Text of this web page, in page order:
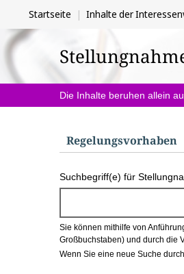
Sie
befinden
sich
hier:
Startseite Inhalte der
Die Inhalte beruhen allein
S
u
c
h
b
Regelungs­vorhaben
Suchbegriff(e) für
Sie können mithilfe von
Großbuchstaben) und durch die
Wenn Sie eine neue Suche